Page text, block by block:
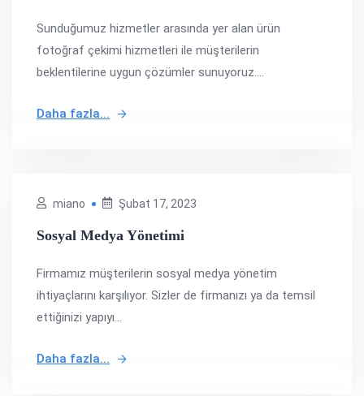
Sunduğumuz hizmetler arasında yer alan ürün
fotoğraf çekimi hizmetleri ile müşterilerin
beklentilerine uygun çözümler sunuyoruz....
Daha fazla...
miano Şubat 17, 2023
Sosyal Medya Yönetimi
Firmamız müşterilerin sosyal medya yönetim
ihtiyaçlarını karşılıyor. Sizler de firmanızı ya da temsil
ettiğinizi yapıyı...
Daha fazla...